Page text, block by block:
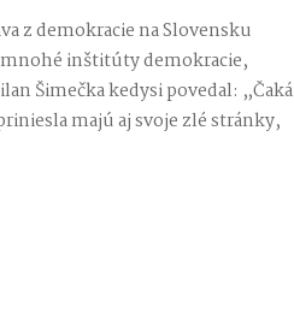
z demokracie na Slovensku
inštitúty demokracie,
Šimečka kedysi povedal: „Čaká
majú aj svoje zlé stránky,